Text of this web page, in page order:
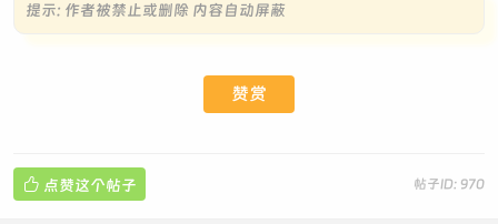
提示: 作者被禁止或删除 内容自动屏蔽
赞赏
帖子ID: 970
 点赞这个帖子